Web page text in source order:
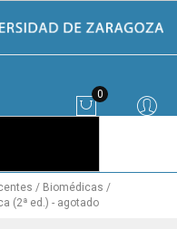
0
Biomédicas
(2ª ed.) - agotado